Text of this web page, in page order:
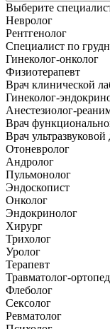
Выберите
Невролог
Рентгенолог
Специалист по
Гинеколог-онколог
Физиотерапевт
Врач клинической
Гинеколог-
Анестезиолог-
Врач
Врач
Отоневролог
Андролог
Пульмонолог
Эндоскопист
Онколог
Эндокринолог
Хирург
Трихолог
Уролог
Терапевт
Травматолог-ортопед
Флеболог
Сексолог
Ревматолог